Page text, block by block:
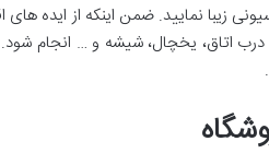
زیبا نمایید. ضمن اینکه از ایده
درب اتاق، یخچال، شیشه و … انجام